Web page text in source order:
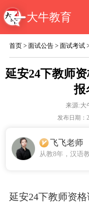
大牛教育
首页 >面试公告 >面试考试
延安24下教师
报
来源:大
发布日期：
飞飞老师
从教8年，汉语
延安24下教师资